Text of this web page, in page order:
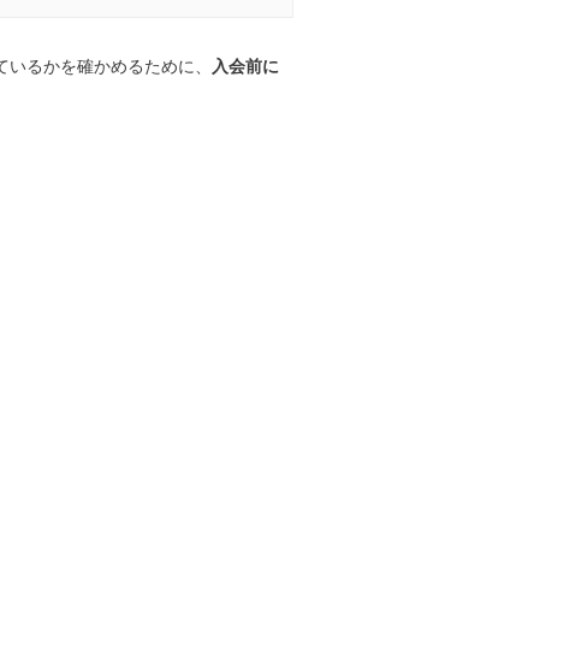
るかを確かめるために、
入会前に